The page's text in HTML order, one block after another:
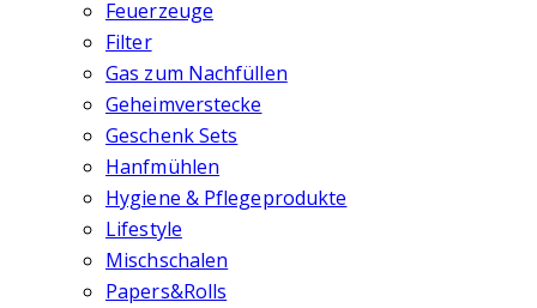
Feuerzeuge
Filter
Gas zum Nachfüllen
Geheimverstecke
Geschenk Sets
Hanfmühlen
Hygiene & Pflegeprodukte
Lifestyle
Mischschalen
Papers&Rolls